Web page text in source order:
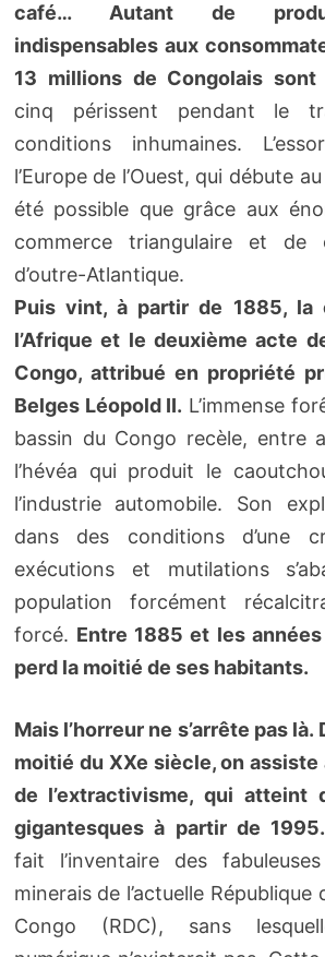
café… Autant de
indispensables aux
13 millions de Congolais sont
cinq périssent pendant le
conditions inhumaines.
l’Europe de l’Ouest, qui débute
été possible que grâce aux
commerce triangulaire et de
d’outre-Atlantique.
Puis vint, à partir de 1885, la
l’Afrique et le deuxième acte
Congo, attribué en propriété
Belges Léopold II. L’immense
bassin du Congo recèle, entre
l’hévéa qui produit le
l’industrie automobile. Son
dans des conditions d’une
exécutions et mutilations
population forcément
forcé. Entre 1885 et les
perd la moitié de ses habitants.
Mais l’horreur ne s’arrête pas là.
moitié du XXe siècle, on assiste
de l’extractivisme, qui atteint
gigantesques à partir de 1995.
fait l’inventaire des
minerais de l’actuelle
Congo (RDC), sans